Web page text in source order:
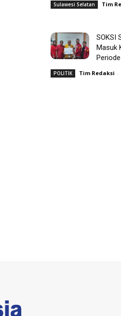
Sulawesi Selatan Tim
SOKSI
Masuk
POLITIK Tim Redaksi -